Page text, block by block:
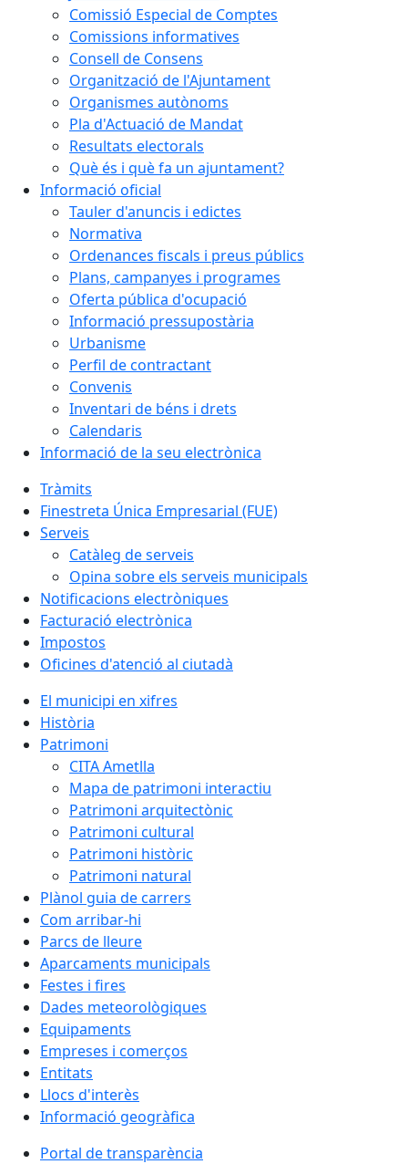
Comissió Especial de Comptes
Comissions informatives
Consell de Consens
Organització de l'Ajuntament
Organismes autònoms
Pla d'Actuació de Mandat
Resultats electorals
Què és i què fa un ajuntament?
Informació oficial
Tauler d'anuncis i edictes
Normativa
Ordenances fiscals i preus públics
Plans, campanyes i programes
Oferta pública d'ocupació
Informació pressupostària
Urbanisme
Perfil de contractant
Convenis
Inventari de béns i drets
Calendaris
Informació de la seu electrònica
Tràmits
Finestreta Única Empresarial (FUE)
Serveis
Catàleg de serveis
Opina sobre els serveis municipals
Notificacions electròniques
Facturació electrònica
Impostos
Oficines d'atenció al ciutadà
El municipi en xifres
Història
Patrimoni
CITA Ametlla
Mapa de patrimoni interactiu
Patrimoni arquitectònic
Patrimoni cultural
Patrimoni històric
Patrimoni natural
Plànol guia de carrers
Com arribar-hi
Parcs de lleure
Aparcaments municipals
Festes i fires
Dades meteorològiques
Equipaments
Empreses i comerços
Entitats
Llocs d'interès
Informació geogràfica
Portal de transparència